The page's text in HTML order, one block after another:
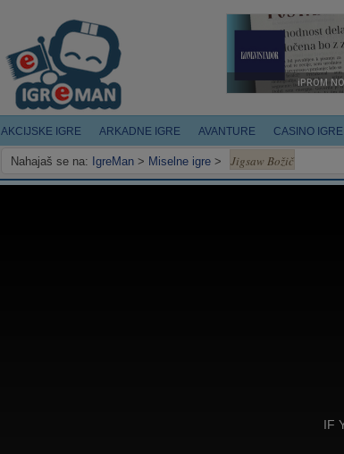
AKCIJSKE IGRE ARKADNE IGRE AVANTURE CASINO IGRE
Nahajaš se na: IgreMan > Miselne igre > Jigsaw Božič